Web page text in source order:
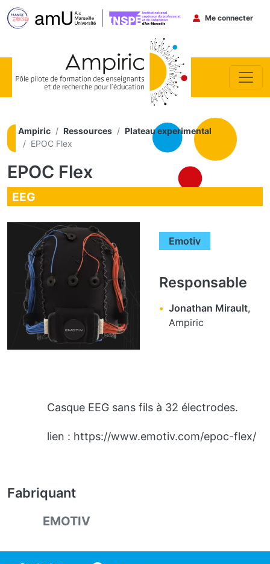
Menu du
Me connecter
Ampiric Ressources
Plateau experimental
EPOC Flex
EPOC Flex
EEG
Emotiv
Responsable
Jonathan Mirault,
Ampiric
Casque EEG sans fils à 32 électrodes.
lien : https://www.emotiv.com/epoc-flex/
Fabriquant
EMOTIV